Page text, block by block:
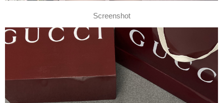
Screenshot